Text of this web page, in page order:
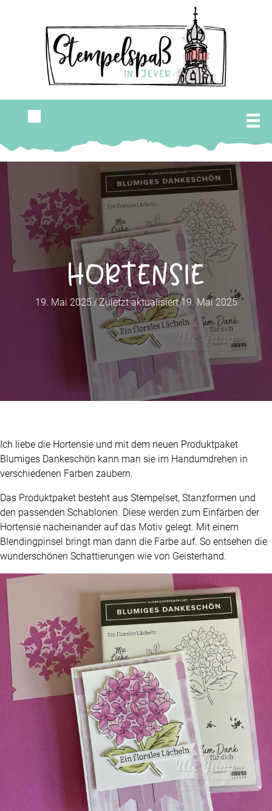
Hortensie
19. Mai 2025 /Zuletzt aktualisiert 19. Mai 2025
Ich liebe die Hortensie und mit dem neuen Produktpaket
Blumiges Dankeschön kann man sie im Handumdrehen in
verschiedenen Farben zaubern.
Das Produktpaket besteht aus Stempelset, Stanzformen und
den passenden Schablonen. Diese werden zum Einfärben der
Hortensie nacheinander auf das Motiv gelegt. Mit einem
Blendingpinsel bringt man dann die Farbe auf. So entsehen die
wunderschönen Schattierungen wie von Geisterhand.